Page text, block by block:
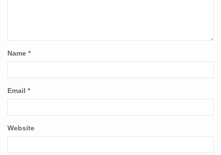
Name *
Email *
Website